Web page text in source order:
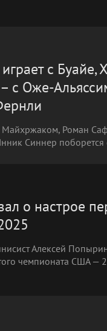
с Буайе,
с Оже-
Майхржаком, Роман
Синнер
о настрое
Алексей
чемпионата США —